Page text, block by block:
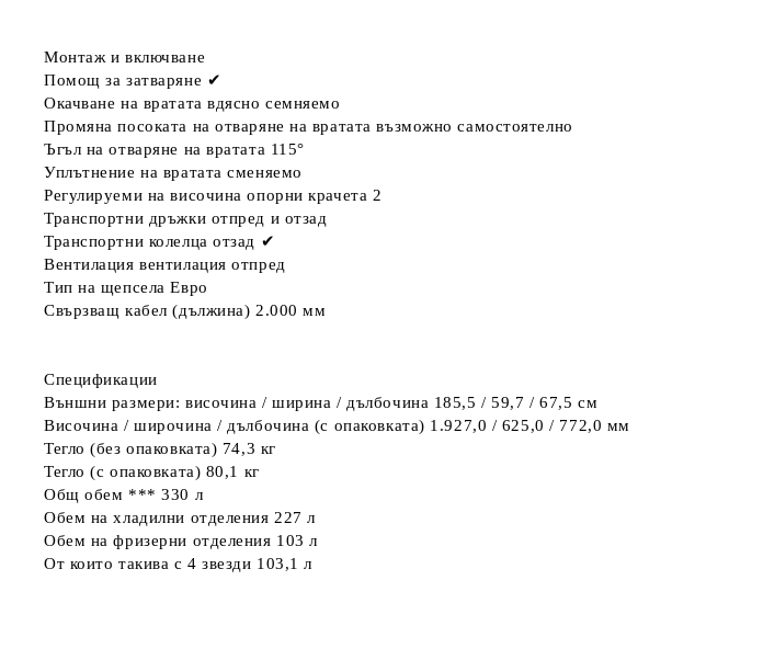
Монтаж и включване
Помощ за затваряне ✔
Окачване на вратата вдясно семняемо
Промяна посоката на отваряне на вратата възможно самостоятелно
Ъгъл на отваряне на вратата 115°
Уплътнение на вратата сменяемо
Регулируеми на височина опорни крачета 2
Транспортни дръжки отпред и отзад
Транспортни колелца отзад ✔
Вентилация вентилация отпред
Тип на щепсела Евро
Свързващ кабел (дължина) 2.000 мм
Спецификации
Външни размери: височина / ширина / дълбочина 185,5 / 59,7 / 67,5 см
Височина / широчина / дълбочина (с опаковката) 1.927,0 / 625,0 / 772,0 мм
Тегло (без опаковката) 74,3 кг
Тегло (с опаковката) 80,1 кг
Общ обем *** 330 л
Обем на хладилни отделения 227 л
Обем на фризерни отделения 103 л
От които такива с 4 звезди 103,1 л